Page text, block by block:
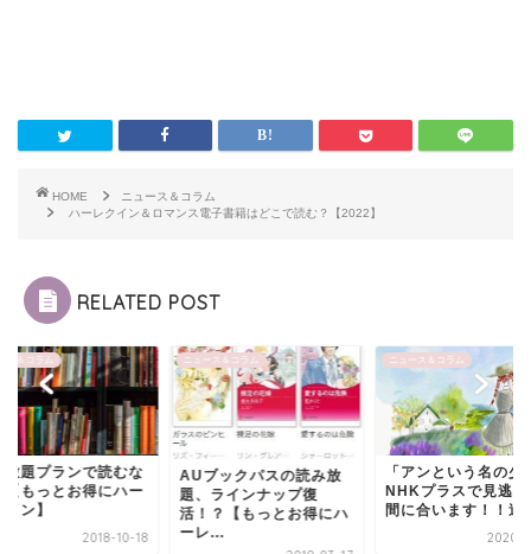
HOME
ニュース＆コラム
ハーレクイン＆ロマンス電子書籍はどこで読む？【2022】
RELATED POST
ス＆コラム
放題プランで読むな
【もっとお得にハー
ン】
2018-10-18
ニュース＆コラム
AUブックパスの読み放
題、ラインナップ復
活！？【もっとお得にハ
ーレ...
ニュース＆コラム
「アンという名の少
NHKプラスで見逃し
間に合います！！追
2020-